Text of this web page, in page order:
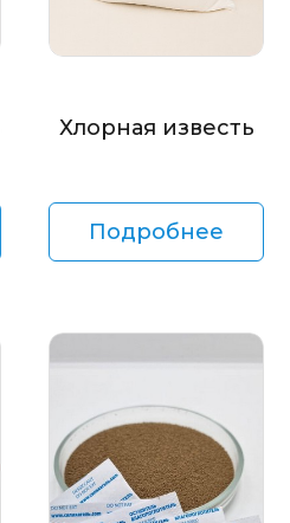
Хлорная известь
Подробнее